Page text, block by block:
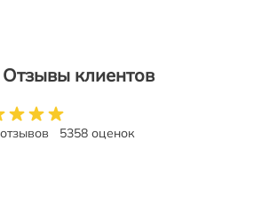
Отзывы клиентов
5358 оценок